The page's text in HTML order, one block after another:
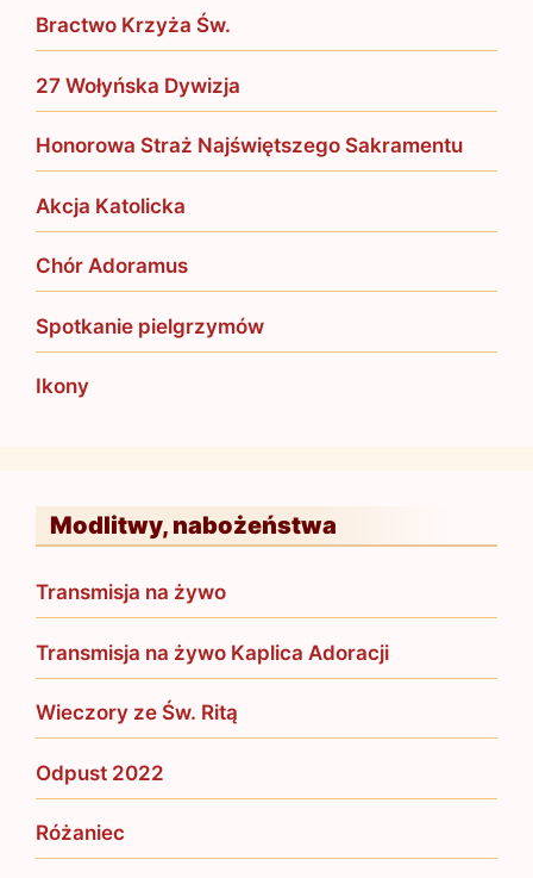
Bractwo Krzyża Św.
27 Wołyńska Dywizja
Honorowa Straż Najświętszego Sakramentu
Akcja Katolicka
Chór Adoramus
Spotkanie pielgrzymów
Ikony
Modlitwy, nabożeństwa
Transmisja na żywo
Transmisja na żywo Kaplica Adoracji
Wieczory ze Św. Ritą
Odpust 2022
Różaniec